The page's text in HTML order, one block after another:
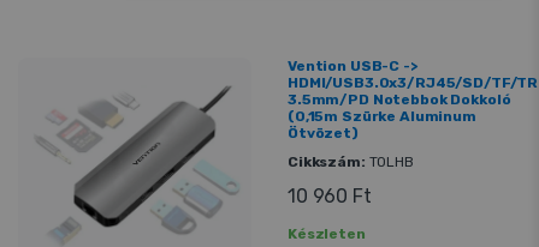
Vention USB-C ->
HDMI/USB3.0x3/RJ45/SD/TF/
3.5mm/PD Notebbok Dokkoló
(0,15m Szürke Aluminum
Ötvözet)
Cikkszám: TOLHB
10 960 Ft
Készleten